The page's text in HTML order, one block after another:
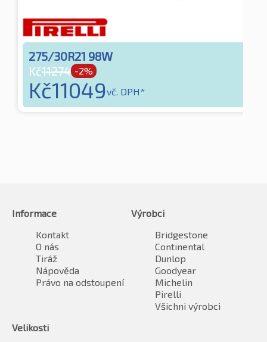
275/30R21 98W
Kč11274 -2%
Kč11049vč. DPH*
Informace
Kontakt
O nás
Tiráž
Nápověda
Právo na odstoupení
Výrobci
Bridgestone
Continental
Dunlop
Goodyear
Michelin
Pirelli
Všichni výrobci
Velikosti